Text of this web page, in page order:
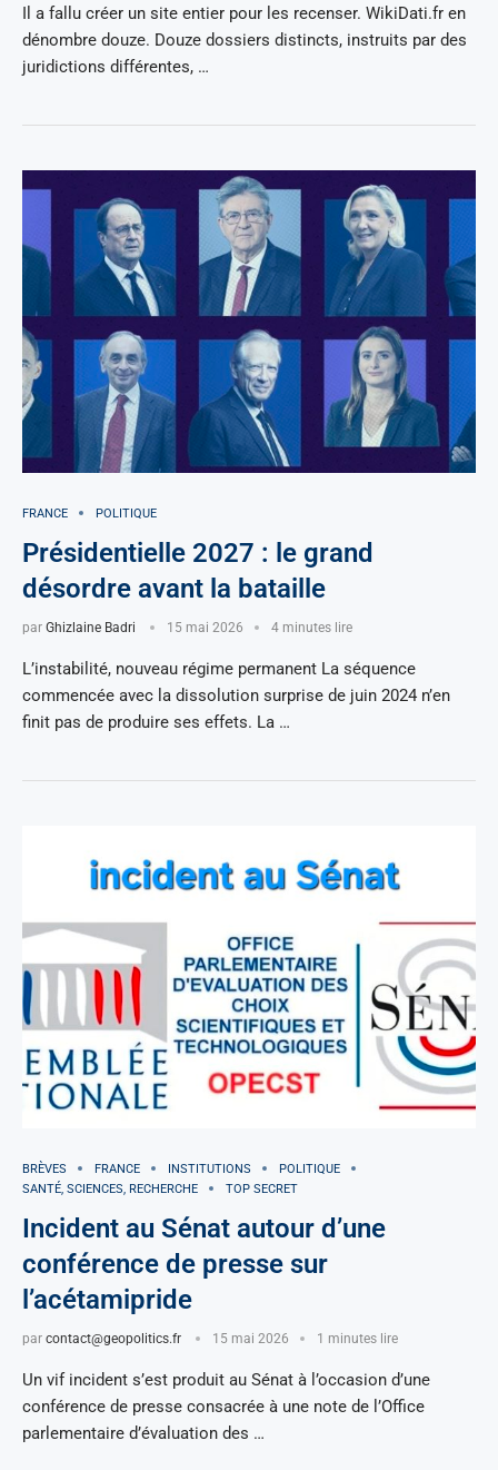
Il a fallu créer un site entier pour les recenser. WikiDati.fr en
dénombre douze. Douze dossiers distincts, instruits par des
juridictions différentes, …
FRANCE POLITIQUE
Présidentielle 2027 : le grand
désordre avant la bataille
par Ghizlaine Badri 15 mai 2026 4 minutes lire
L’instabilité, nouveau régime permanent La séquence
commencée avec la dissolution surprise de juin 2024 n’en
finit pas de produire ses effets. La …
BRÈVES FRANCE INSTITUTIONS
POLITIQUE
SANTÉ, SCIENCES, RECHERCHE
TOP SECRET
Incident au Sénat autour d’une
conférence de presse sur
l’acétamipride
par contact@geopolitics.fr 15 mai 2026 1 minutes lire
Un vif incident s’est produit au Sénat à l’occasion d’une
conférence de presse consacrée à une note de l’Office
parlementaire d’évaluation des …